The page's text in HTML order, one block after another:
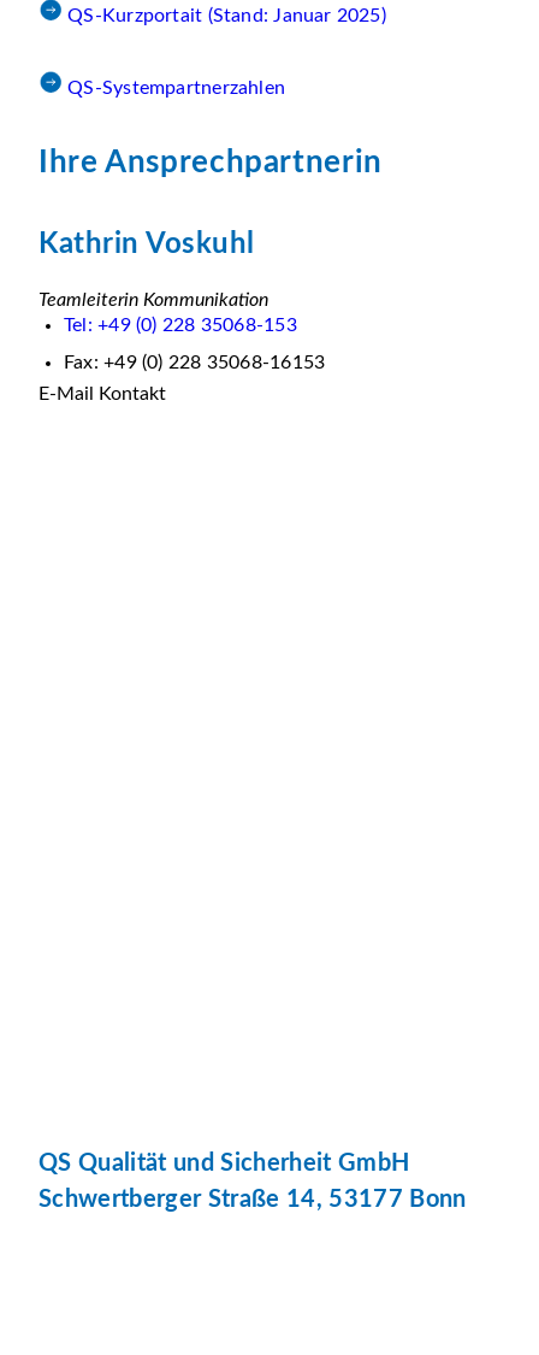
QS-Kurzportait (Stand: Januar 2025)
QS-Systempartnerzahlen
Ihre Ansprechpartnerin
Kathrin Voskuhl
Teamleiterin Kommunikation
Tel: +49 (0) 228 35068-153
Fax: +49 (0) 228 35068-16153
E-Mail Kontakt
QS Qualität und Sicherheit GmbH
Schwertberger Straße 14, 53177 Bonn